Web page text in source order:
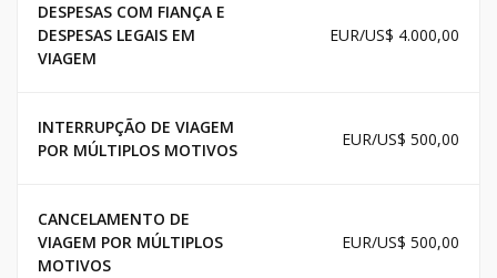
DESPESAS COM FIANÇA E
DESPESAS LEGAIS EM
VIAGEM
EUR/US$ 4.000,00
INTERRUPÇÃO DE VIAGEM
POR MÚLTIPLOS MOTIVOS
EUR/US$ 500,00
CANCELAMENTO DE
VIAGEM POR MÚLTIPLOS
MOTIVOS
EUR/US$ 500,00